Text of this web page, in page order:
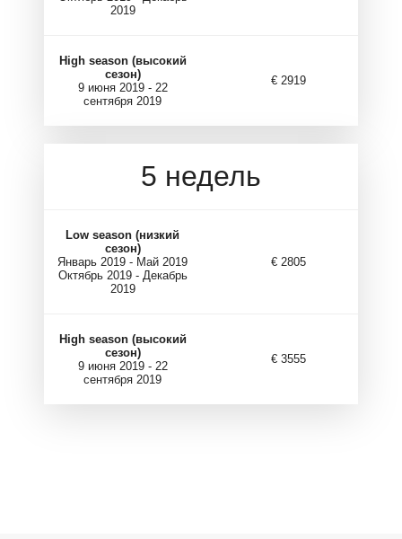
2019
High season (высокий
сезон)
9 июня 2019 - 22
сентября 2019
€ 2919
5 недель
Low season (низкий
сезон)
Январь 2019 - Май 2019
Октябрь 2019 - Декабрь
2019
€ 2805
High season (высокий
сезон)
9 июня 2019 - 22
сентября 2019
€ 3555